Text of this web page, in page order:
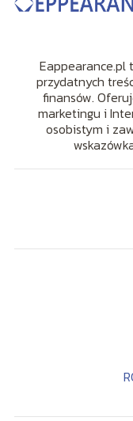
Eappearance.pl
przydatnych
finansów.
marketingu i
osobistym i